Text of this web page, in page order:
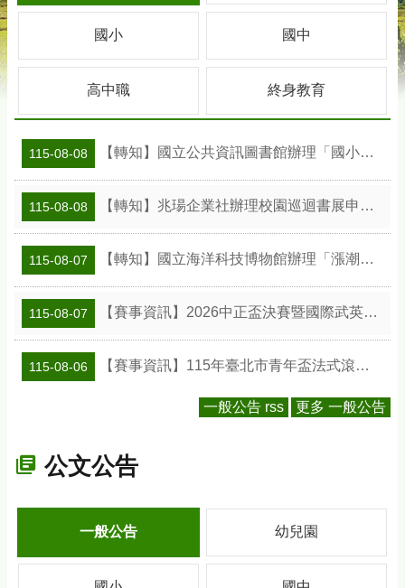
國小 國中
高中職 終身教育
115-08-08 【轉知】國立公共資訊圖書館辦理「國小班級訪問工作坊」活動及教案資訊
115-08-08 【轉知】兆瑒企業社辦理校園巡迴書展申請資訊
115-08-07 【轉知】國立海洋科技博物館辦理「漲潮時刻—原民智慧主題探索課程」參訪補助案
115-08-07 【賽事資訊】2026中正盃決賽暨國際武英盃武術精英錦標賽
115-08-06 【賽事資訊】115年臺北市青年盃法式滾球錦標賽
一般公告 rss 更多 一般公告
公文公告
一般公告 幼兒園